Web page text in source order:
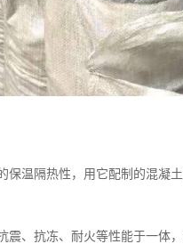
保温隔热性，用它配制的混凝
震、抗冻、耐火等性能于一体